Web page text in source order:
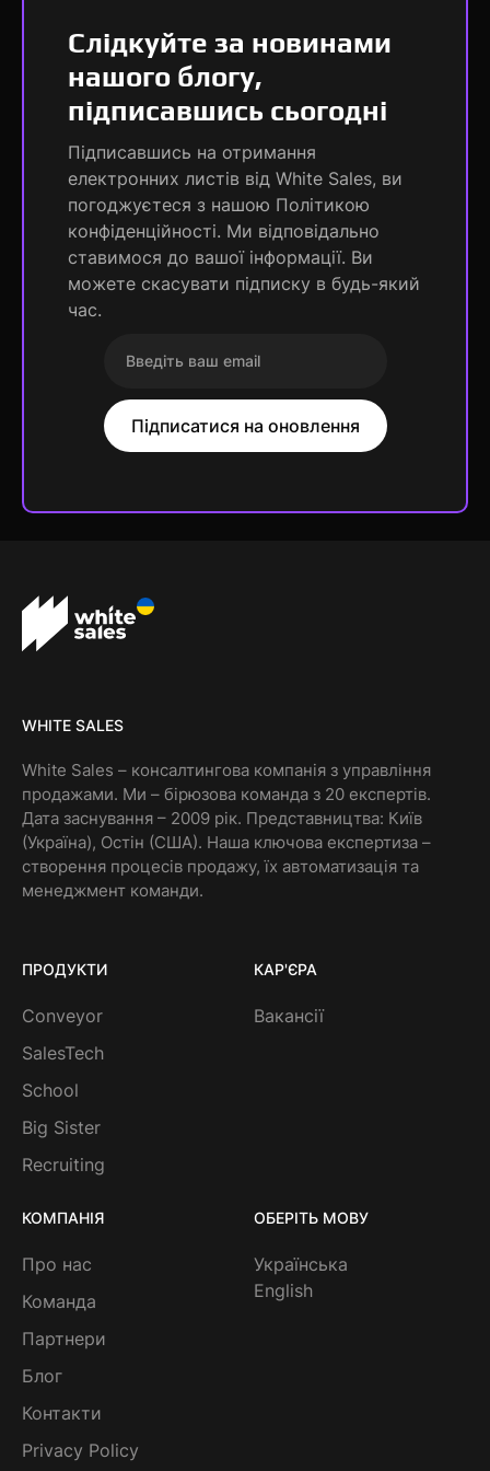
Слідкуйте за новинами
нашого блогу,
підписавшись сьогодні
Підписавшись на отримання
електронних листів від White Sales, ви
погоджуєтеся з нашою Політикою
конфіденційності. Ми відповідально
ставимося до вашої інформації. Ви
можете скасувати підписку в будь-який
час.
WHITE SALES
White Sales – консалтингова компанія з управління
продажами. Ми – бірюзова команда з 20 експертів.
Дата заснування – 2009 рік. Представництва: Київ
(Україна), Остін (США). Наша ключова експертиза –
створення процесів продажу, їх автоматизація та
менеджмент команди.
ПРОДУКТИ
Conveyor
SalesTech
School
Big Sister
Recruiting
КАР'ЄРА
Вакансії
КОМПАНІЯ
Про нас
Команда
Партнери
Блог
Контакти
Privacy Policy
ОБЕРІТЬ МОВУ
Українська
English